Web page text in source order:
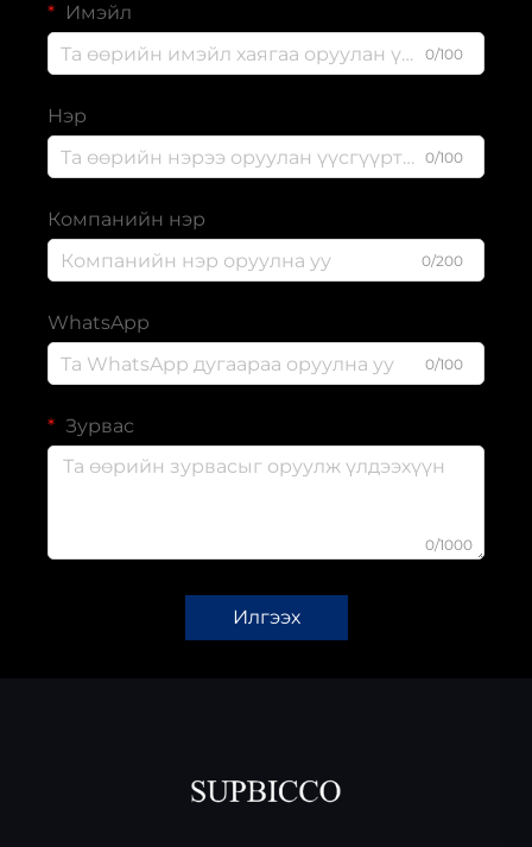
Имэйл
0/100
Нэр
0/100
Компанийн нэр
0/200
WhatsApp
0/100
Зурвас
0/1000
Илгээх